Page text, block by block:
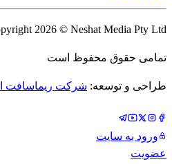
2026 © Neshat Media Pty Ltd
تمامی حقوق محفوظ است
طراحی و توسعه: شرکت ریماسافت
ورود به سایت
عضویت